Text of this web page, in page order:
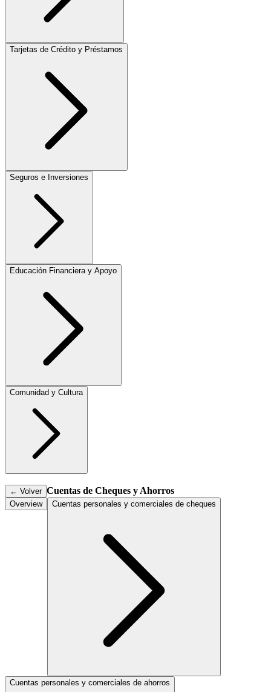
Tarjetas de Crédito y Préstamos
Seguros e Inversiones
Educación Financiera y Apoyo
Comunidad y Cultura
← Volver Cuentas de Cheques y Ahorros
Overview Cuentas personales y comerciales de cheques
Cuentas personales y comerciales de ahorros